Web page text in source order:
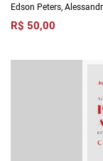
Edson Peters,
R$ 50,00